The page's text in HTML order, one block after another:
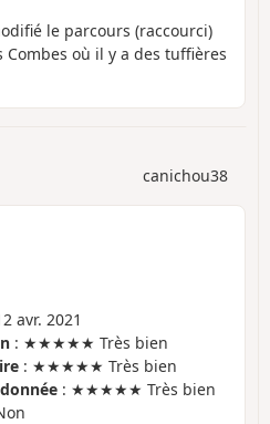
le parcours (raccourci)
où il y a des tuffières
canichou38
avr. 2021
: ★★★★★ Très bien
: ★★★★★ Très bien
: ★★★★★ Très bien